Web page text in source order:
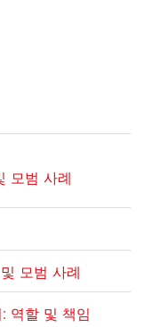
모범 사례
모범 사례
역할 및 책임